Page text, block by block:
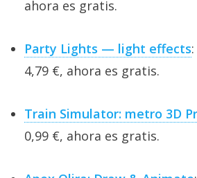
ahora es gratis.
Party Lights — light effects
4,79 €, ahora es gratis.
Train Simulator: metro 3D
0,99 €, ahora es gratis.